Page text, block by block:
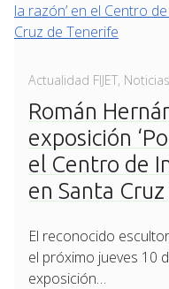
Actualidad FIJET, Noticias
Román
exposición
el Centro de
en Santa
El reconocido
el próximo jueves 10
exposición…